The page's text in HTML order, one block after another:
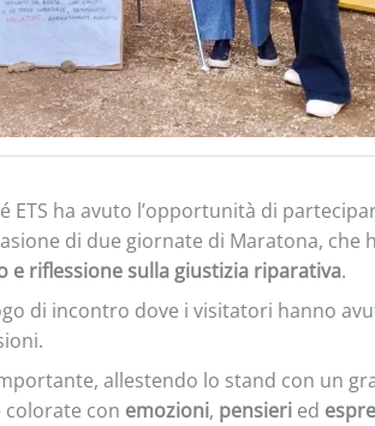
ha avuto l’opportunità di
di due giornate di Maratona, che
e riflessione sulla giustizia riparativa.
di incontro dove i visitatori hanno
allestendo lo stand con un
colorate con emozioni, pensieri ed